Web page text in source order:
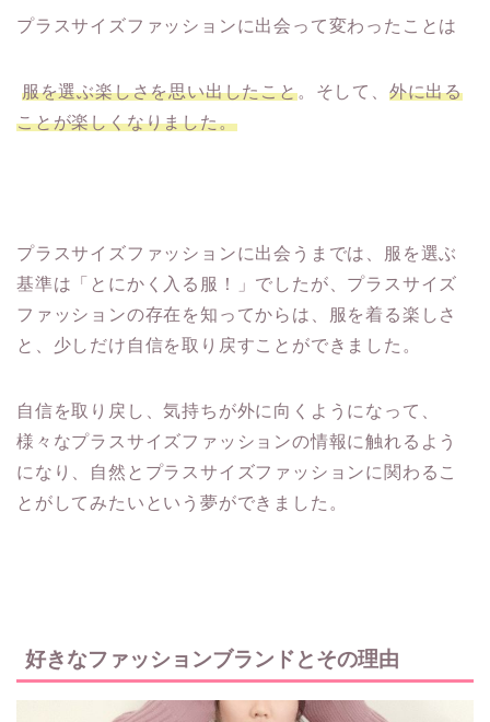
プラスサイズファッションに出会って変わったことは
服を選ぶ楽しさを思い出したこと。そして、 外に出る
ことが楽しくなりました。
プラスサイズファッションに出会うまでは、服を選ぶ
基準は「とにかく入る服！」でしたが、プラスサイズ
ファッションの存在を知ってからは、服を着る楽しさ
と、少しだけ自信を取り戻すことができました。
自信を取り戻し、気持ちが外に向くようになって、
様々なプラスサイズファッションの情報に触れるよう
になり、自然とプラスサイズファッションに関わるこ
とがしてみたいという夢ができました。
好きなファッションブランドとその理由